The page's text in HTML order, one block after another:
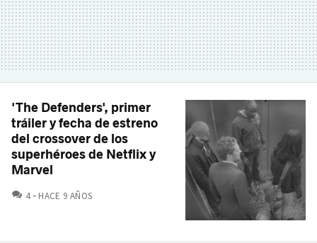
'The Defenders', primer
tráiler y fecha de estreno
del crossover de los
superhéroes de Netflix y
Marvel
4 COMENTARIOS
HACE 9 AÑOS